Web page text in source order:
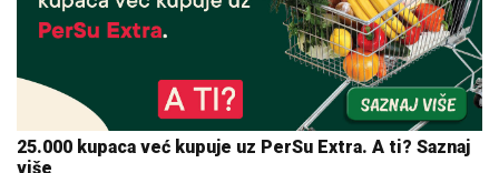
25.000 kupaca već kupuje uz PerSu Extra. A ti? Saznaj
više